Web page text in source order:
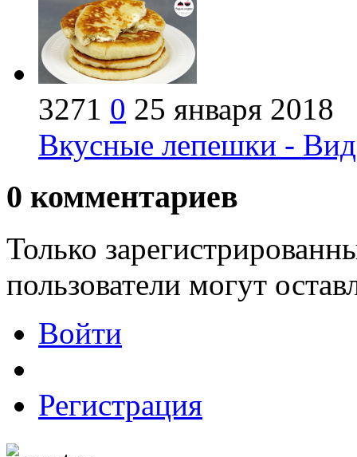
3271 0 25 января 2018
Вкусные лепешки -
0 комментариев
Только
пользователи могут
Войти
Регистрация